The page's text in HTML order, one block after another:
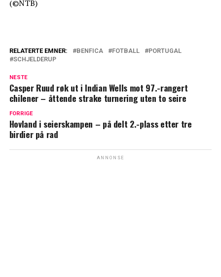
(©NTB)
RELATERTE EMNER: BENFICA FOTBALL
PORTUGAL
SCHJELDERUP
NESTE
Casper Ruud røk ut i Indian Wells mot 97.-rangert
chilener – åttende strake turnering uten to seire
FORRIGE
Hovland i seierskampen – på delt 2.-plass etter tre
birdier på rad
ANNONSE